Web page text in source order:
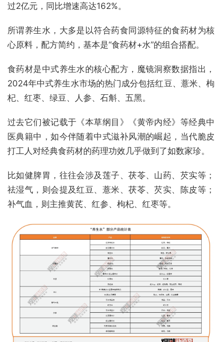
过2亿元，同比增速高达162%。
所谓养生水，大多是以符合药食同源特征的食药材为核
心原料，配方简约，基本是“食药材+水”的组合搭配。
食药材是中式养生水的核心配方，魔镜洞察数据指出，
2024年中式养生水市场的热门成分包括红豆、薏米、枸
杞、红枣、绿豆、人参、石斛、五黑。
过去它们被记载于《本草纲目》《黄帝内经》等经典中
医典籍中，如今伴随着中式滋补风潮的崛起，当代脆皮
打工人对经典食药材的药理功效几乎做到了如数家珍。
比如健脾胃，往往会涉及莲子、茯苓、山药、芡实等；
祛湿气，则会提及红豆、薏米、茯苓、芡实、陈皮等；
补气血，则主推黄芪、红参、枸杞、红枣等。